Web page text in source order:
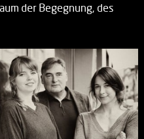
der Begegnung, des